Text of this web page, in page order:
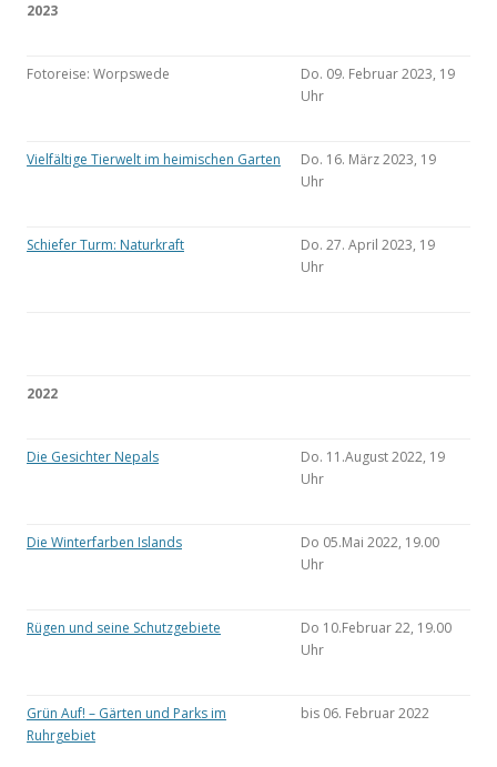
2023
Fotoreise: Worpswede
Do. 09. Februar 2023, 19
Uhr
Vielfältige Tierwelt im heimischen Garten
Do. 16. März 2023, 19
Uhr
Schiefer Turm: Naturkraft
Do. 27. April 2023, 19
Uhr
2022
Die Gesichter Nepals
Do. 11.August 2022, 19
Uhr
Die Winterfarben Islands
Do 05.Mai 2022, 19.00
Uhr
Rügen und seine Schutzgebiete
Do 10.Februar 22, 19.00
Uhr
Grün Auf! – Gärten und Parks im
Ruhrgebiet
bis 06. Februar 2022